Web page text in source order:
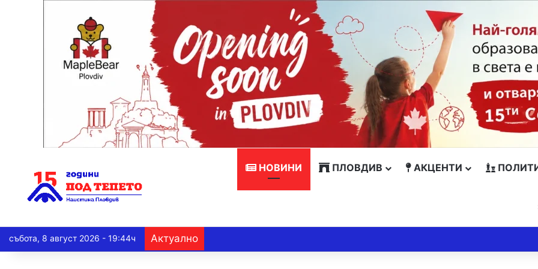
НОВИНИ ПЛОВДИВ АКЦЕНТИ
събота, 8 август 2026 - 19:44ч Актуално